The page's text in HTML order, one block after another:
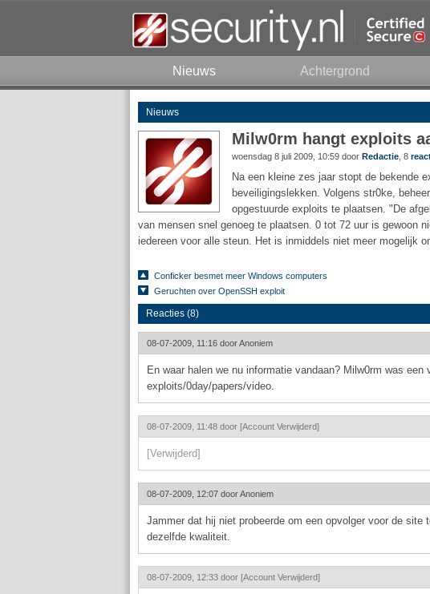
Nieuws Achtergrond
Nieuws
Milw0rm hangt exploits
woensdag 8 juli 2009, 10:59 door Redactie , 8
Na een kleine zes jaar stopt de bekende
beveiligingslekken. Volgens str0ke,
opgestuurde exploits te plaatsen. "De
van mensen snel genoeg te plaatsen. 0 tot 72 uur is gewoon
iedereen voor alle steun. Het is inmiddels niet meer mogelijk
Conficker besmet meer Windows computers
Geruchten over OpenSSH exploit
Reacties (8)
08-07-2009, 11:16 doorAnoniem
En waar halen we nu informatie vandaan? Milw0rm was
exploits/0day/papers/video.
08-07-2009, 11:48 door [Account Verwijderd]
[Verwijderd]
08-07-2009, 12:07 doorAnoniem
Jammer dat hij niet probeerde om een opvolger voor de
dezelfde kwaliteit.
08-07-2009, 12:33 door [Account Verwijderd]